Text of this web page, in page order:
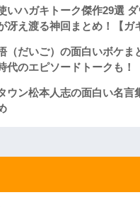
いハガキトーク傑作29選
冴え渡る神回まとめ！【ガ
（だいご）の面白いボケま
代のエピソードトークも！
ウン松本人志の面白い名言